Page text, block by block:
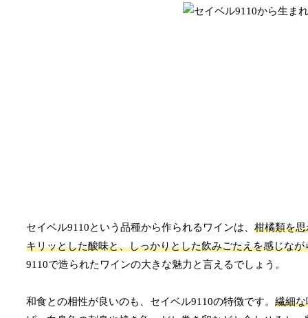
セイベル9110という品種から作られるワインは、 柑橘類を
キリッとした酸味と、しっかりとした飲みごたえを感じな
9110で造られたワインの大きな魅力と言えるでしょう。
和食との相性が良いのも、セイベル9110の特徴です。 繊細